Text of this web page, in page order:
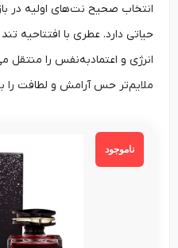
انتخاب صحیح نت‌های اولیه در
حیاتی دارد. عطری با افتتاحیه تند
انرژی و اعتمادبه‌نفس را منتقل
ملایم‌تر حس آرامش و لطافت را به
ناموجود